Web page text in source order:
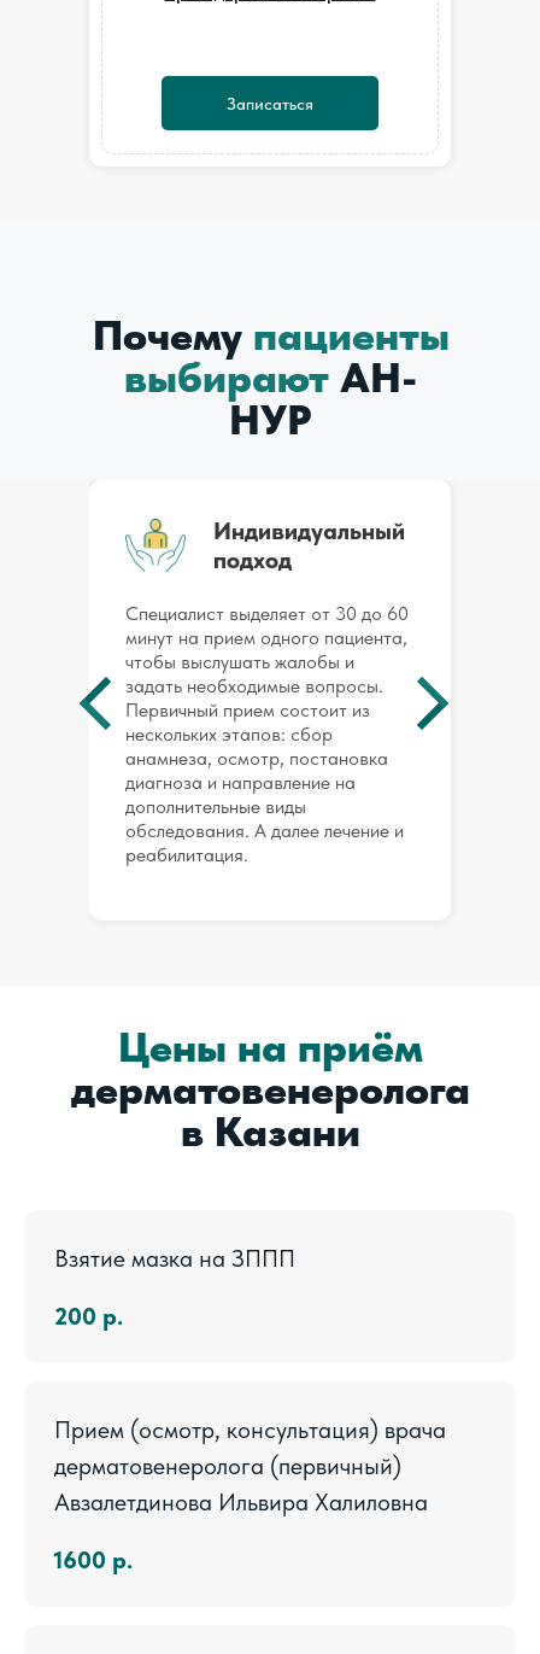
Записаться
Почему пациенты
выбирают АН-
НУР
Специалист выделяет от 30 до 60
минут на прием одного пациента,
чтобы выслушать жалобы и
задать необходимые вопросы.
Первичный прием состоит из
нескольких этапов: сбор
анамнеза, осмотр, постановка
диагноза и направление на
дополнительные виды
обследования. А далее лечение и
реабилитация.
Индивидуальный
подход
Цены на приём
дерматовенеролога
в Казани
Взятие мазка на ЗППП
200 р.
Прием (осмотр, консультация) врача
дерматовенеролога (первичный)
Авзалетдинова Ильвира Халиловна
1600 р.